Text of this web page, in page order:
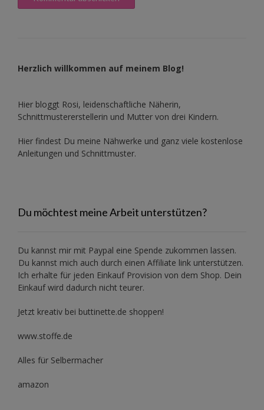
Herzlich willkommen auf meinem Blog!
Hier bloggt Rosi, leidenschaftliche Näherin,
Schnittmustererstellerin und Mutter von drei Kindern.
Hier findest Du meine Nähwerke und ganz viele kostenlose
Anleitungen und Schnittmuster.
Du möchtest meine Arbeit unterstützen?
Du kannst mir mit Paypal eine Spende zukommen lassen.
Du kannst mich auch durch einen Affiliate link unterstützen.
Ich erhalte für jeden Einkauf Provision von dem Shop. Dein
Einkauf wird dadurch nicht teurer.
Jetzt kreativ bei buttinette.de shoppen!
www.stoffe.de
Alles für Selbermacher
amazon